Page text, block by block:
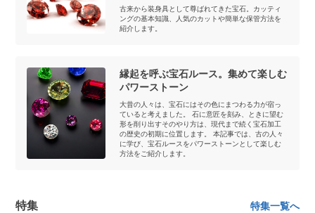
古来から装身具として尊ばれてきた宝石。カッティ
ングの基本知識、人気のカットや簡単な保管方法を
紹介します。
縁起を呼ぶ宝石ルース。集めて楽しむ
パワーストーン
大昔の人々は、宝石にはその色にまつわる力が宿っ
ていると考えました。 石に意匠を刻み、ときに望む
形を削り出すそのやり方は、現代まで続く宝石加工
の歴史の初期に位置します。 本記事では、古の人々
に学び、宝石ルースをパワーストーンとして楽しむ
方法をご紹介します。
特集 特集一覧へ